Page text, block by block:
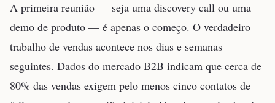
A primeira reunião — seja uma discovery call ou uma
demo de produto — é apenas o começo. O verdadeiro
trabalho de vendas acontece nos dias e semanas
seguintes. Dados do mercado B2B indicam que cerca de
80% das vendas exigem pelo menos cinco contatos de